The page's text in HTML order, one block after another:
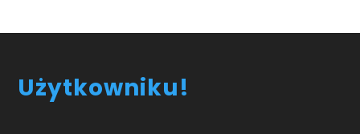
Użytkowniku!